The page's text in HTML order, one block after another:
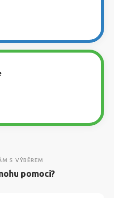
S VÝBĚREM
pomoci?